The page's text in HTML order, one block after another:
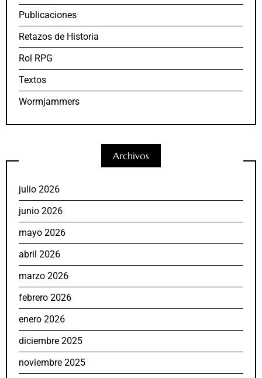
Publicaciones
Retazos de Historia
Rol RPG
Textos
Wormjammers
Archivos
julio 2026
junio 2026
mayo 2026
abril 2026
marzo 2026
febrero 2026
enero 2026
diciembre 2025
noviembre 2025